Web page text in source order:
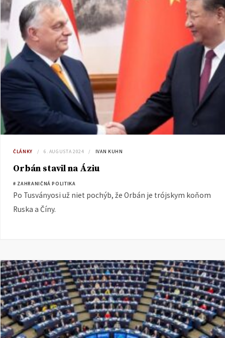
ČLÁNKY 6. AUGUSTA 2024 IVAN KUHN
Orbán stavil na Áziu
# ZAHRANIČNÁ POLITIKA
Po Tusványosi už niet pochýb, že Orbán je trójskym koňom
Ruska a Číny.